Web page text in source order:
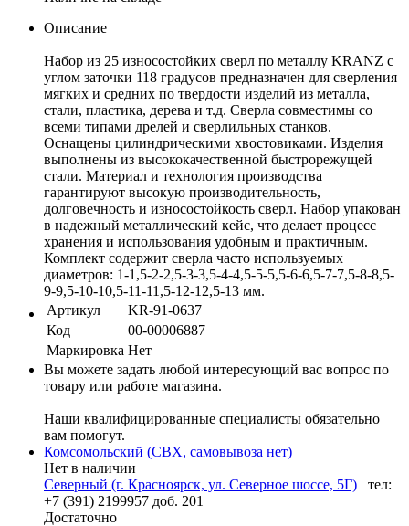
Описание
Набор из 25 износостойких сверл по металлу KRANZ с
углом заточки 118 градусов предназначен для сверления
мягких и средних по твердости изделий из металла,
стали, пластика, дерева и т.д. Сверла совместимы со
всеми типами дрелей и сверлильных станков.
Оснащены цилиндрическими хвостовиками. Изделия
выполнены из высококачественной быстрорежущей
стали. Материал и технология производства
гарантируют высокую производительность,
долговечность и износостойкость сверл. Набор упакован
в надежный металлический кейс, что делает процесс
хранения и использования удобным и практичным.
Комплект содержит сверла часто используемых
диаметров: 1-1,5-2-2,5-3-3,5-4-4,5-5-5,5-6-6,5-7-7,5-8-8,5-
9-9,5-10-10,5-11-11,5-12-12,5-13 мм.
Артикул
KR-91-0637
Код
00-00006887
Маркировка Нет
Вы можете задать любой интересующий вас вопрос по
товару или работе магазина.
Наши квалифицированные специалисты обязательно
вам помогут.
Комсомольский (СВХ, самовывоза нет)
Нет в наличии
Северный (г. Красноярск, ул. Северное шоссе, 5Г)
тел:
+7 (391) 2199957 доб. 201
Достаточно